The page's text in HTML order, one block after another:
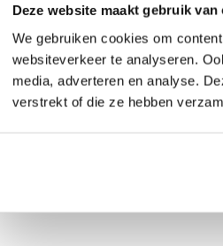
Deze website maakt gebruik van
We gebruiken cookies om
websiteverkeer te analyseren.
media, adverteren en analyse.
verstrekt of die ze hebben